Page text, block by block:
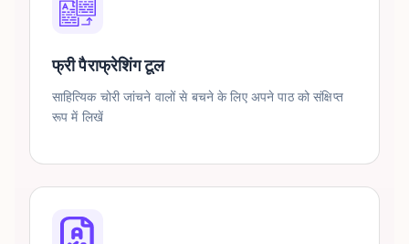
फ्री पैराफ्रेशिंग टूल
साहित्यिक चोरी जांचने वालों से बचने के लिए अपने पाठ को संक्षिप्त
रूप में लिखें